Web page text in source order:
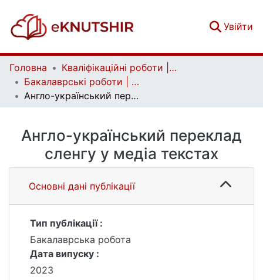
Увійти
Головна
Кваліфікаційні роботи | Qualifying works
Бакалаврські роботи | Bachelor theses
Англо-український переклад сленгу у медіа текстах
Англо-український переклад
сленгу у медіа текстах
Основні дані публікації
Тип публікації :
Бакалаврська робота
Дата випуску :
2023